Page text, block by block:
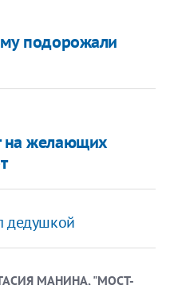
подорожали
на желающих
дедушкой
МАНИНА, "МОСТ-